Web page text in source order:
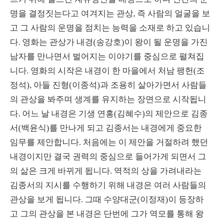
명을 결정짓는다고 여겨지는 관상, 즉 사람의 얼굴을 보
고 그 사람의 운명을 점치는 능력을 소재로 하고 있습니
다. 영화는 관상가 내경(송강호)이 왕이 될 운명을 가진
남자를 만나면서 벌어지는 이야기를 중심으로 펼쳐집
니다. 영화의 시작은 내경이 한 마을에서 처남 팽헌(조
정석), 아들 진형(이종석)과 조용히 살아가면서 사람들
의 관상을 봐주며 생계를 유지하는 장면으로 시작됩니
다. 어느 날 내경은 기생 연홍(김혜수)의 제안으로 김종
서(백윤식)를 만나게 되고 김종서는 내경에게 중요한
임무를 제안합니다. 처음에는 이 제안을 거절하려 했던
내경이지만 결국 권력의 중심으로 들어가게 되면서 그
의 삶은 크게 바뀌게 됩니다. 역적의 상을 가려내라는
김종서의 지시를 수행하기 위해 내경은 여러 사람들의
관상을 보게 됩니다. 그때 수양대군(이정재)이 등장하
고 그의 관상을 본 내경은 단번에 그가 역모를 통해 왕